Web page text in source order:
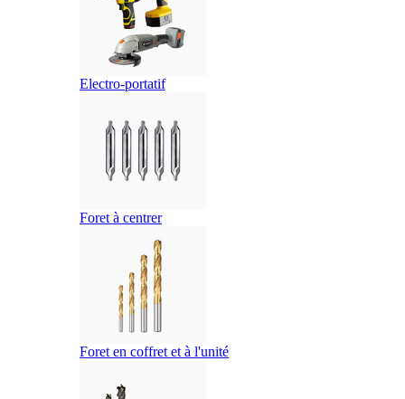
Electro-portatif
Foret à centrer
Foret en coffret et à l'unité